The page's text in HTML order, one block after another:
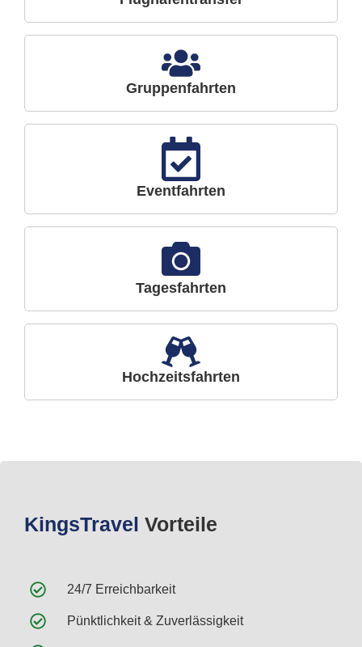
Gruppenfahrten
Eventfahrten
Tagesfahrten
Hochzeitsfahrten
KingsTravel Vorteile
24/7 Erreichbarkeit
Pünktlichkeit & Zuverlässigkeit